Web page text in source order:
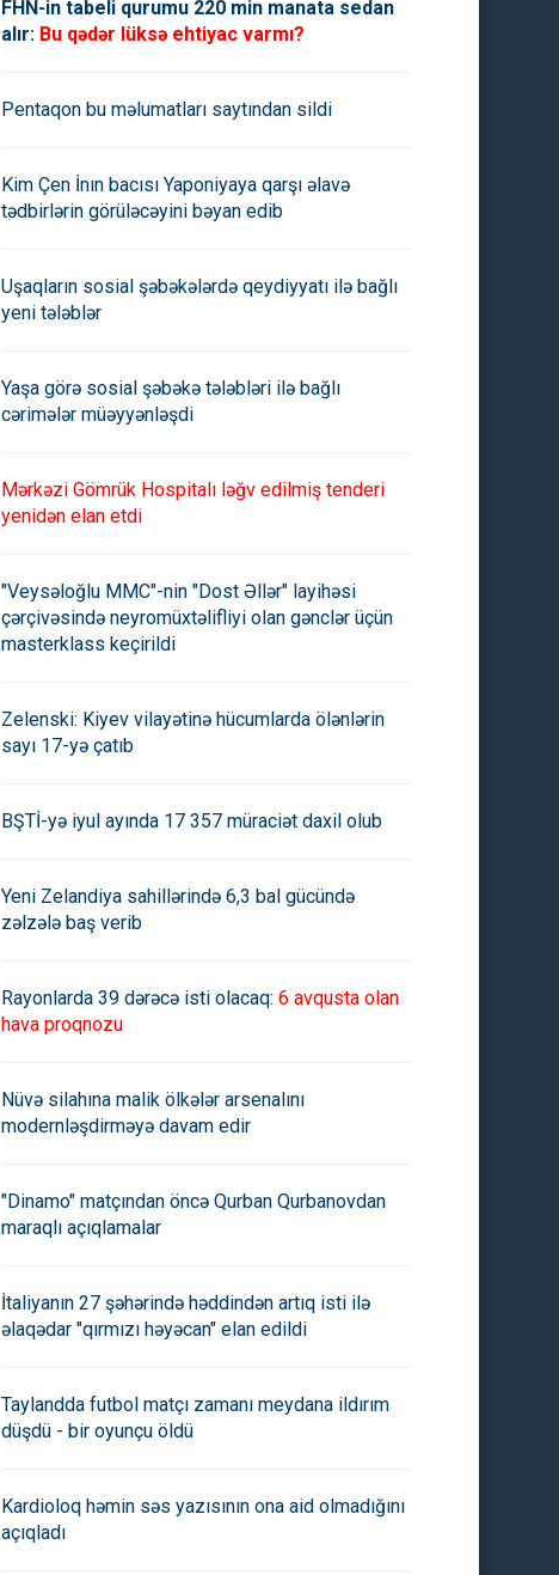
İran və Tacikistan viza rejiminin
ləğvilə bağlı razılığa gəlib
Çin Kanada və Britaniya üçün
FHN-in tabeli qurumu 220 min manata sedan
alır: Bu qədər lüksə ehtiyac varmı?
Pentaqon bu məlumatları saytından sildi
Kim Çen İnın bacısı Yaponiyaya qarşı əlavə
tədbirlərin görüləcəyini bəyan edib
Uşaqların sosial şəbəkələrdə qeydiyyatı ilə bağlı
yeni tələblər
Yaşa görə sosial şəbəkə tələbləri ilə bağlı
cərimələr müəyyənləşdi
Mərkəzi Gömrük Hospitalı ləğv edilmiş tenderi
yenidən elan etdi
"Veysəloğlu MMC"-nin "Dost Əllər" layihəsi
çərçivəsində neyromüxtəlifliyi olan gənclər üçün
masterklass keçirildi
Zelenski: Kiyev vilayətinə hücumlarda ölənlərin
sayı 17-yə çatıb
BŞTİ-yə iyul ayında 17 357 müraciət daxil olub
Yeni Zelandiya sahillərində 6,3 bal gücündə
zəlzələ baş verib
Rayonlarda 39 dərəcə isti olacaq: 6 avqusta olan
hava proqnozu
Nüvə silahına malik ölkələr arsenalını
modernləşdirməyə davam edir
"Dinamo" matçından öncə Qurban Qurbanovdan
maraqlı açıqlamalar
İtaliyanın 27 şəhərində həddindən artıq isti ilə
əlaqədar "qırmızı həyəcan" elan edildi
Taylandda futbol matçı zamanı meydana ildırım
düşdü - bir oyunçu öldü
Kardioloq həmin səs yazısının ona aid olmadığını
açıqladı